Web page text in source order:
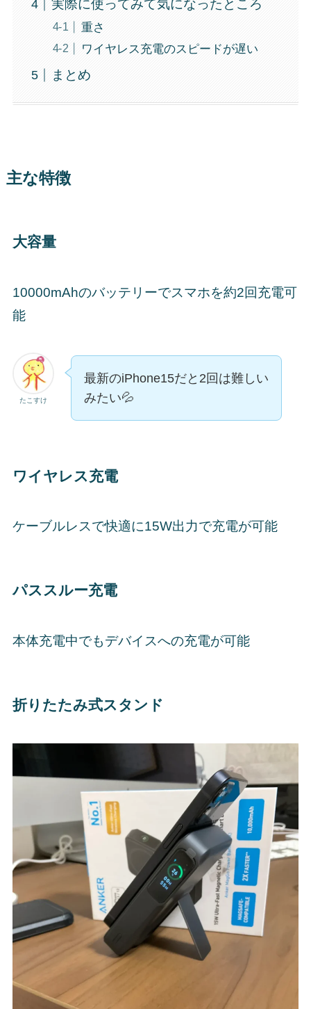
実際に使ってみて気になったところ
重さ
ワイヤレス充電のスピードが遅い
まとめ
主な特徴
大容量
10000mAhのバッテリーでスマホを約2回充電可
能
たこすけ
最新のiPhone15だと2回は難しい
みたい💦
ワイヤレス充電
ケーブルレスで快適に15W出力で充電が可能
パススルー充電
本体充電中でもデバイスへの充電が可能
折りたたみ式スタンド